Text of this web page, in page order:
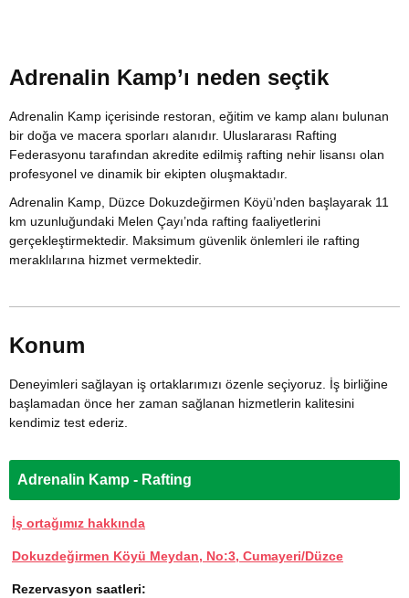
Adrenalin Kamp’ı neden seçtik
Adrenalin Kamp içerisinde restoran, eğitim ve kamp alanı bulunan
bir doğa ve macera sporları alanıdır. Uluslararası Rafting
Federasyonu tarafından akredite edilmiş rafting nehir lisansı olan
profesyonel ve dinamik bir ekipten oluşmaktadır.
Adrenalin Kamp, Düzce Dokuzdeğirmen Köyü’nden başlayarak 11
km uzunluğundaki Melen Çayı’nda rafting faaliyetlerini
gerçekleştirmektedir. Maksimum güvenlik önlemleri ile rafting
meraklılarına hizmet vermektedir.
Konum
Deneyimleri sağlayan iş ortaklarımızı özenle seçiyoruz. İş birliğine
başlamadan önce her zaman sağlanan hizmetlerin kalitesini
kendimiz test ederiz.
Adrenalin Kamp - Rafting
İş ortağımız hakkında
Dokuzdeğirmen Köyü Meydan, No:3, Cumayeri/Düzce
Rezervasyon saatleri: